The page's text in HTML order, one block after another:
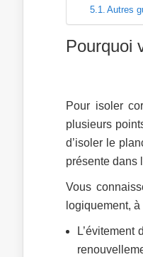
Autres
Pourquoi
Pour isoler
plusieurs
d’isoler le
présente dans
Vous
logiquement, à